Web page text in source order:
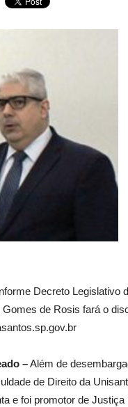
Decreto Legislativo
de Rosis fará o
–Além de
de Direito da
e foi promotor de